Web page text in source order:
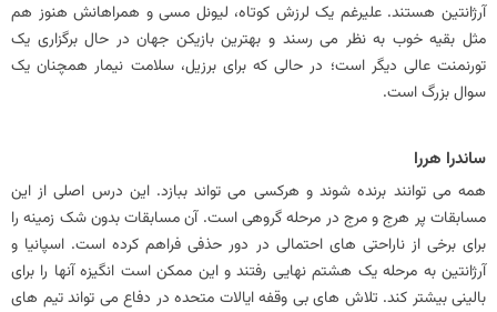
آرژانتین هستند. علیرغم یک لرزش کوتاه، لیونل مسی و همراهانش هنوز هم
مثل بقیه خوب به نظر می رسند و بهترین بازیکن جهان در حال برگزاری یک
تورنمنت عالی دیگر است؛ در حالی که برای برزیل، سلامت نیمار همچنان یک
سوال بزرگ است.
ساندرا هررا
همه می توانند برنده شوند و هرکسی می تواند ببازد. این درس اصلی از این
مسابقات پر هرج و مرج در مرحله گروهی است. آن مسابقات بدون شک زمینه را
برای برخی از ناراحتی های احتمالی در دور حذفی فراهم کرده است. اسپانیا و
آرژانتین به مرحله یک هشتم نهایی رفتند و این ممکن است انگیزه آنها را برای
بالینی بیشتر کند. تلاش های بی وقفه ایالات متحده در دفاع می تواند تیم های